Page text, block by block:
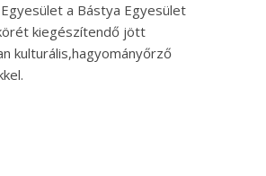
a Bástya Egyesület
kiegészítendő jött
kulturális,hagyományőrző